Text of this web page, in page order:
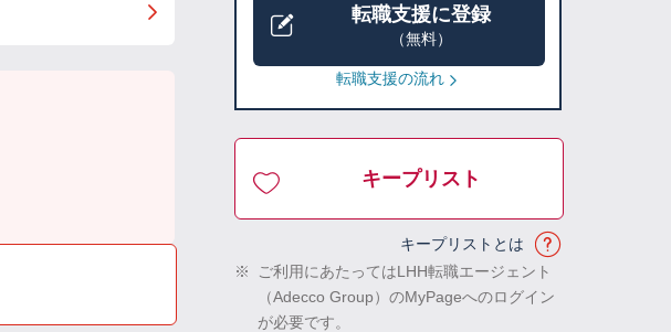
転職支援に登録
（無料）
転職支援の流れ
キープリスト
キープリストとは
※
ご利用にあたってはLHH転職エージェント
（Adecco Group）のMyPageへのログイン
が必要です。